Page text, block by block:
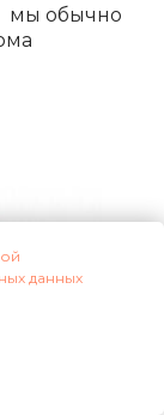
мы обычно
данных